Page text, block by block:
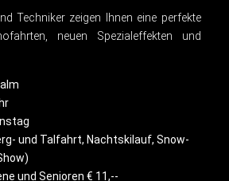
Techniker zeigen Ihnen eine perfekte
neuen Spezialeffekten und
und Talfahrt, Nachtskilauf, Snow-
und Senioren € 11,--